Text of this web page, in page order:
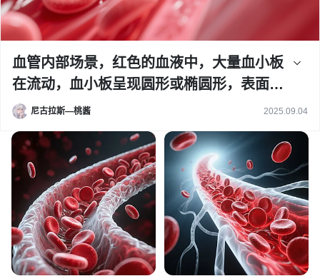
血管内部场景，红色的血液中，大量血小板
在流动，血小板呈现圆形或椭圆形，表面光
滑，带有轻微的光泽感，整体画面生动展现
和，色彩以红色和粉色为主调，科学准确又
具有视觉吸引
尼古拉斯—桃酱 2025.09.04